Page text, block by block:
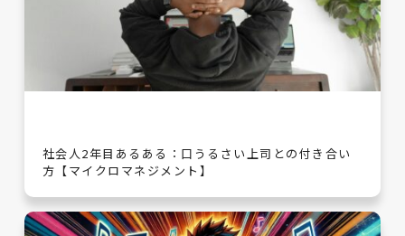
社会人2年目あるある：口うるさい上司との付き合い
方【マイクロマネジメント】